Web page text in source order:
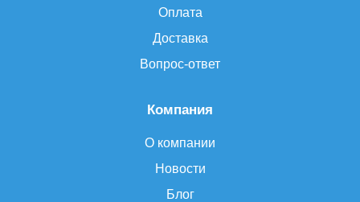
Компания
О компании
Новости
Блог
Оплата
Доставка
Вопрос-ответ